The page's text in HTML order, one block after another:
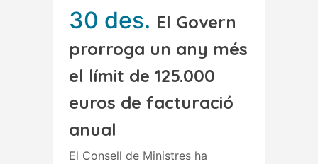
30 des. El Govern
prorroga un any més
el límit de 125.000
euros de facturació
anual
El Consell de Ministres ha